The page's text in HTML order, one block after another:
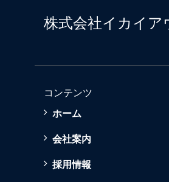
株式会社イカイ
コンテンツ
ホーム
会社案内
採用情報